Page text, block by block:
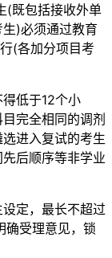
既包括接收外单
)必须通过教育
(各加分项目考
低于12个小
完全相同的调剂
进入复试的考生
后顺序等非学业
定，最长不超过
确受理意见，锁